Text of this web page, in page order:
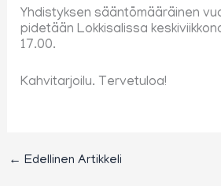
Yhdistyksen sääntömääräinen
pidetään Lokkisalissa
17.00.
Kahvitarjoilu. Tervetuloa!
← Edellinen Artikkeli